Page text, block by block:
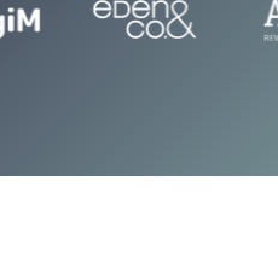
0
1
Framsteg